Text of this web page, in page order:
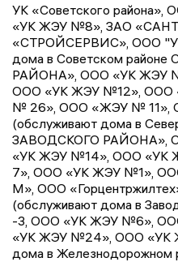
УК «Советского
«УК ЖЭУ №8», ЗАО
«СТРОЙСЕРВИС», ООО
дома в Советском
РАЙОНА», ООО «УК ЖЭУ
ООО «УК ЖЭУ №12»,
№ 26», ООО «ЖЭУ №
(обслуживают дома в
ЗАВОДСКОГО РАЙОНА»,
«УК ЖЭУ №14», ООО
7», ООО «УК ЖЭУ №1»,
М», ООО
(обслуживают дома в
-3, ООО «УК ЖЭУ №6»,
«УК ЖЭУ №24», ООО «УК
дома в Железнодорожном